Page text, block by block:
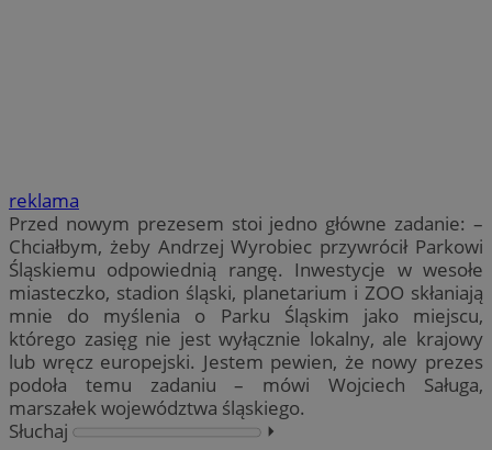
reklama
Przed nowym prezesem stoi jedno główne zadanie: –
Chciałbym, żeby Andrzej Wyrobiec przywrócił Parkowi
Śląskiemu odpowiednią rangę. Inwestycje w wesołe
miasteczko, stadion śląski, planetarium i ZOO skłaniają
mnie do myślenia o Parku Śląskim jako miejscu,
którego zasięg nie jest wyłącznie lokalny, ale krajowy
lub wręcz europejski. Jestem pewien, że nowy prezes
podoła temu zadaniu – mówi Wojciech Saługa,
marszałek województwa śląskiego.
Słuchaj
⏵︎